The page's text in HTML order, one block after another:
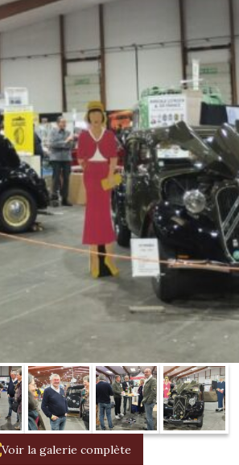
La Boutique
Les pièces
L’assurance
Liens
La Revue
Les salons
La traction
La Traction des
membres
Bibliographie
Présentation 7
Présentation 11
Présentation 15 six
1934/1941
Evolution 11 –
1945/1952
Voir la galerie complète